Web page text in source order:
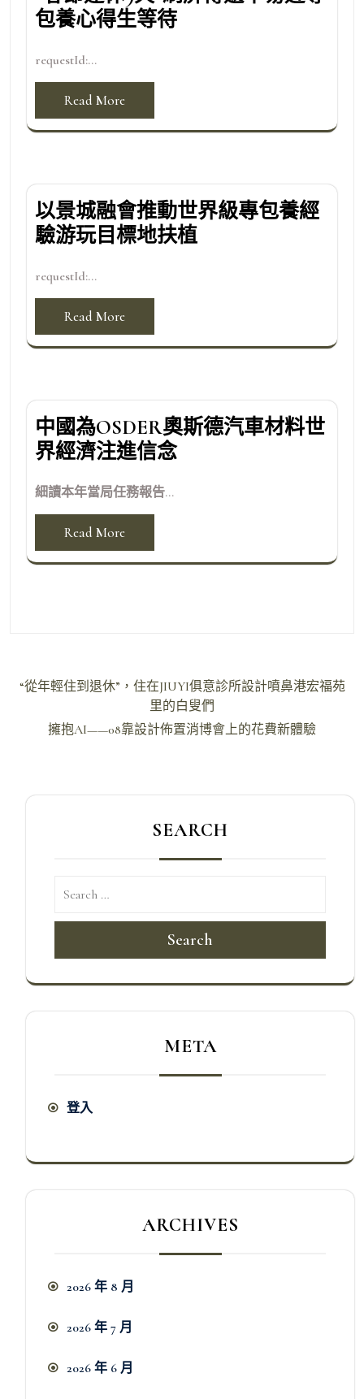
包養心得生等待
requestId:...
Read More
以景城融會推動世界級專包養經
驗游玩目標地扶植
requestId:...
Read More
中國為OSDER奧斯德汽車材料世
界經濟注進信念
細讀本年當局任務報告...
Read More
文
“從年輕住到退休”，住在JIUYI俱意診所設計噴鼻港宏福苑
里的白叟們
擁抱AI——08靠設計佈置消博會上的花費新體驗
SEARCH
Search
META
登入
ARCHIVES
2026 年 8 月
2026 年 7 月
2026 年 6 月